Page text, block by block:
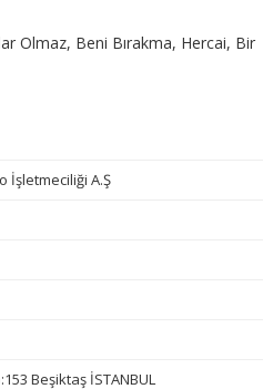
Olmaz, Beni Bırakma, Hercai, Bir
İşletmeciliği A.Ş
Beşiktaş İSTANBUL